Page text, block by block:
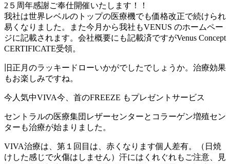
2５周年感謝ご奉仕開催いたします！！
我社は世界レベルのトップの医療機でも価格改正で続けられ
易くなりました。また今月から我社もVENUS のホームペー
ジに記載されます。会社概要にも記載済ですがVenus Concept
CERTIFICATE受領。
旧正月のラッキードローいかがでしたでしょうか。治療効果
もお楽しみですね。
今人気中VIVA今、首のFREEZE もプレゼントサービス
セントラルの医療集団レザーセンターとコラーゲン増殖セン
ターも治療が始まりました。
VIVA治療は、第１回目は、赤くなります個人差有。（日焼
けした感じで火傷はしません）汗にはくれぐれもご注意、見